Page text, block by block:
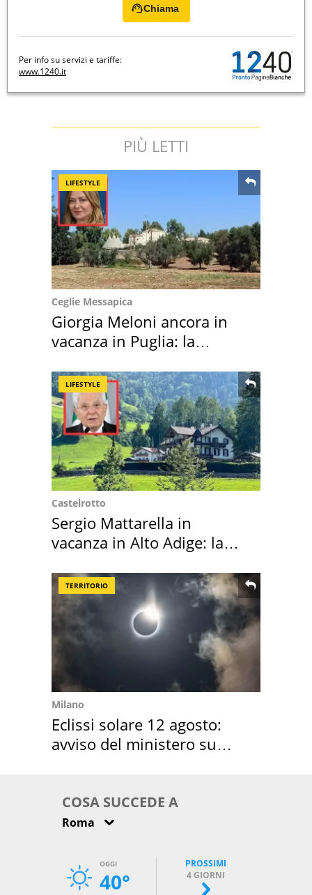
Chiama
Per info su servizi e tariffe:
www.1240.it
PIÙ LETTI
LIFESTYLE
Ceglie Messapica
Giorgia Meloni ancora in
vacanza in Puglia: la
LIFESTYLE
Castelrotto
Sergio Mattarella in
vacanza in Alto Adige: la
TERRITORIO
Milano
Eclissi solare 12 agosto:
avviso del ministero su